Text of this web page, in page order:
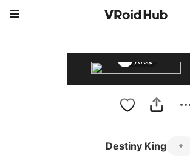
八尺様
Destiny King